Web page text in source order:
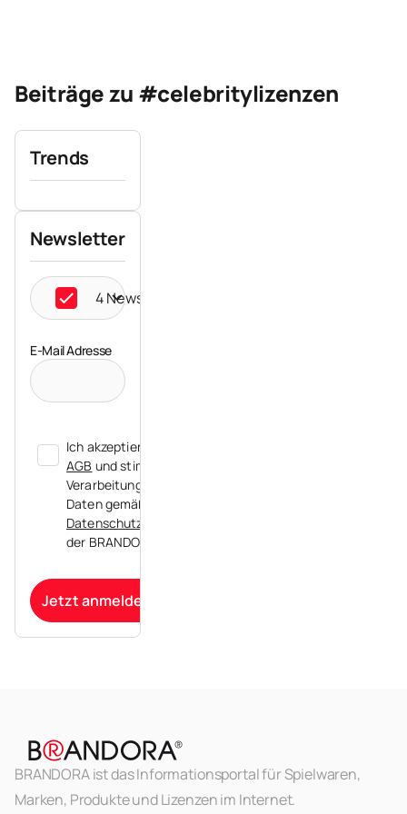
Beiträge zu #celebritylizenzen
Trends
Newsletter
4 Newsletter ausgewählt
E-Mail Adresse
Ich akzeptiere die
AGB und stimme der
Verarbeitung meiner
Daten gemäß der
Datenschutzerklärung
der BRANDORA zu.
Jetzt anmelden
BRANDORA ist das Informationsportal für Spielwaren,
Marken, Produkte und Lizenzen im Internet.